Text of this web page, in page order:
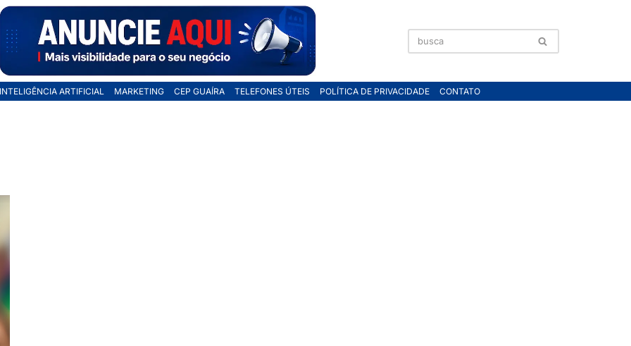
INTELIGÊNCIA ARTIFICIAL MARKETING CEP GUAÍRA TELEFONES ÚTEIS POLÍTICA DE PRIVACIDADE CONTATO